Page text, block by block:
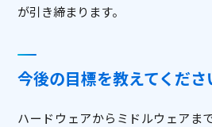
が引き締まります。
今後の目標を教えてくださ
ハードウェアからミドルウェアま